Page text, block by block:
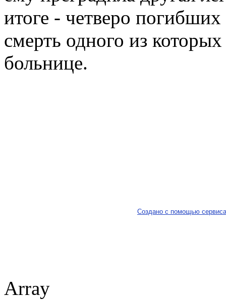
итоге - четверо
смерть одного из
больнице.
Создано с помощью
Array